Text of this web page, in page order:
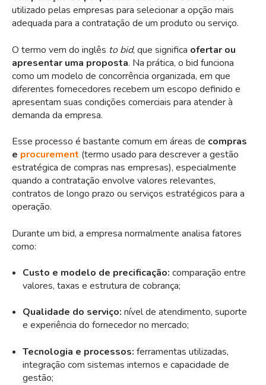
utilizado pelas empresas para selecionar a opção mais
adequada para a contratação de um produto ou serviço.
O termo vem do inglês to bid, que significa ofertar ou
apresentar uma proposta. Na prática, o bid funciona
como um modelo de concorrência organizada, em que
diferentes fornecedores recebem um escopo definido e
apresentam suas condições comerciais para atender à
demanda da empresa.
Esse processo é bastante comum em áreas de compras
e procurement (termo usado para descrever a gestão
estratégica de compras nas empresas), especialmente
quando a contratação envolve valores relevantes,
contratos de longo prazo ou serviços estratégicos para a
operação.
Durante um bid, a empresa normalmente analisa fatores
como:
Custo e modelo de precificação: comparação entre
valores, taxas e estrutura de cobrança;
Qualidade do serviço: nível de atendimento, suporte
e experiência do fornecedor no mercado;
Tecnologia e processos: ferramentas utilizadas,
integração com sistemas internos e capacidade de
gestão;